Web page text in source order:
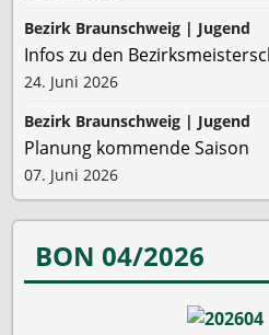
Bezirk Braunschweig | Jugend
Infos zu den
24. Juni 2026
Bezirk Braunschweig | Jugend
Planung kommende Saison
07. Juni 2026
BON 04/2026